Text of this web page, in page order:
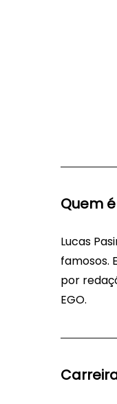
Quem
Lucas
famosos.
por
EGO.